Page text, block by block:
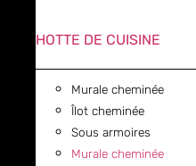
HOTTE DE CUISINE
Murale cheminée
Îlot cheminée
Sous armoires
Murale cheminée